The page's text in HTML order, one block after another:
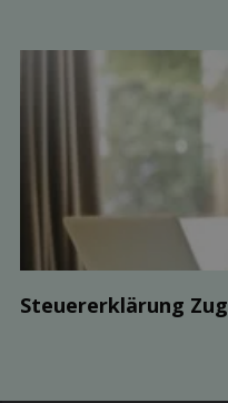
Steuer­erklärung Zug